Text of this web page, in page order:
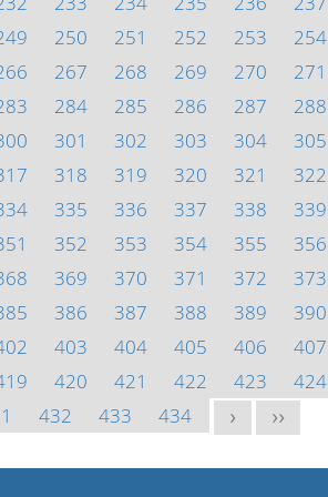
250 251 252 253 254
267 268 269 270 271
284 285 286 287 288
301 302 303 304 305
318 319 320 321 322
335 336 337 338 339
352 353 354 355 356
369 370 371 372 373
386 387 388 389 390
403 404 405 406 407
420 421 422 423 424
432 433 434 > >>